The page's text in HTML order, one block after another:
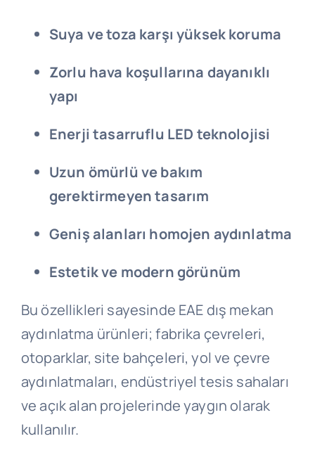
Suya ve toza karşı yüksek koruma
Zorlu hava koşullarına dayanıklı
yapı
Enerji tasarruflu LED teknolojisi
Uzun ömürlü ve bakım
gerektirmeyen tasarım
Geniş alanları homojen aydınlatma
Estetik ve modern görünüm
Bu özellikleri sayesinde EAE dış mekan
aydınlatma ürünleri; fabrika çevreleri,
otoparklar, site bahçeleri, yol ve çevre
aydınlatmaları, endüstriyel tesis sahaları
ve açık alan projelerinde yaygın olarak
kullanılır.